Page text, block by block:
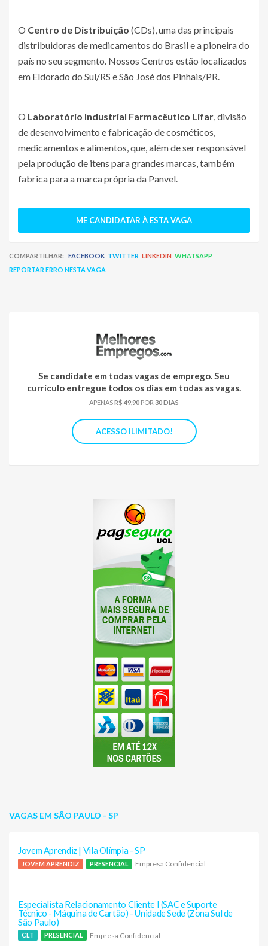
O Centro de Distribuição (CDs), uma das principais
distribuidoras de medicamentos do Brasil e a pioneira do
país no seu segmento. Nossos Centros estão localizados
em Eldorado do Sul/RS e São José dos Pinhais/PR.
O Laboratório Industrial Farmacêutico Lifar, divisão
de desenvolvimento e fabricação de cosméticos,
medicamentos e alimentos, que, além de ser responsável
pela produção de itens para grandes marcas, também
fabrica para a marca própria da Panvel.
ME CANDIDATAR À ESTA VAGA
COMPARTILHAR: FACEBOOK TWITTER LINKEDIN WHATSAPP
REPORTAR ERRO NESTA VAGA
Se candidate em todas vagas de emprego. Seu
currículo entregue todos os dias em todas as vagas.
APENASR$ 49,90 POR 30 DIAS
ACESSO ILIMITADO!
VAGAS EM SÃO PAULO - SP
Jovem Aprendiz | Vila Olímpia - SP
JOVEM APRENDIZ PRESENCIAL Empresa Confidencial
Especialista Relacionamento Cliente I (SAC e Suporte
Técnico - Máquina de Cartão) - Unidade Sede (Zona Sul de
São Paulo)
CLT PRESENCIAL Empresa Confidencial